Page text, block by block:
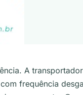
A
frequência